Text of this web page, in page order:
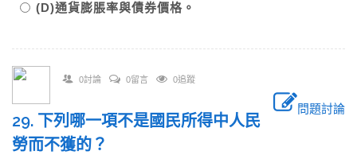
(D)通貨膨脹率與債券價格。
0討論 0留言 0追蹤
問題討論
29. 下列哪一項不是國民所得中人民
勞而不獲的？